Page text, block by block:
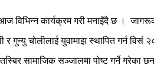
विभिन्न कार्यक्रम गरी मनाइँदै छ ।
र गुन्यु चोलीलाई युवामाझ स्थापित गर्न विसं
सामाजिक सञ्जालमा पोष्ट गर्ने